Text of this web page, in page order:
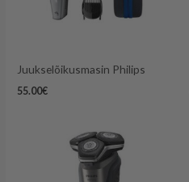
Juukselõikusmasin Philips
55.00€